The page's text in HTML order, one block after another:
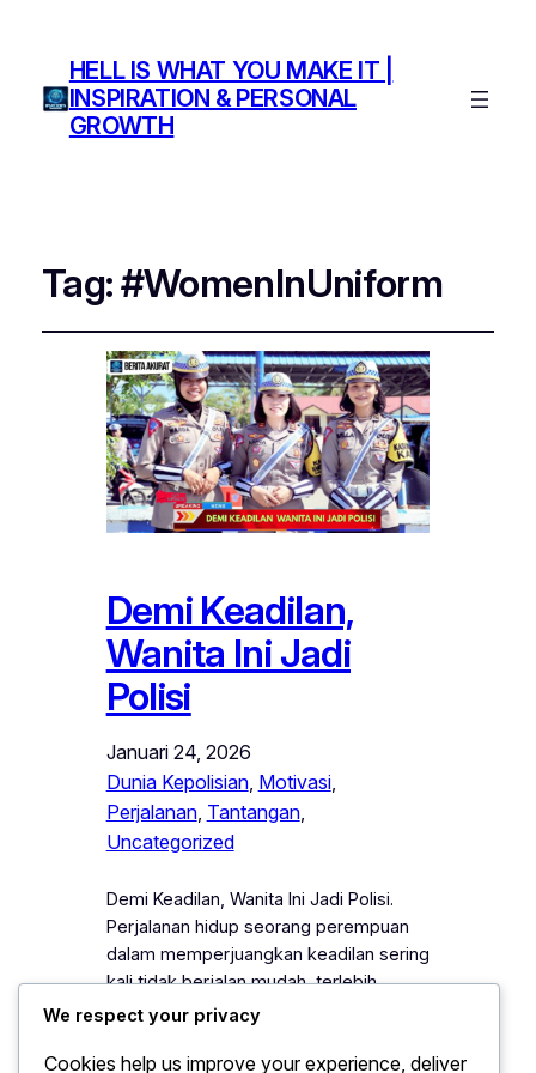
HELL IS WHAT YOU MAKE IT |
INSPIRATION & PERSONAL
GROWTH
Tag:#WomenInUniform
Demi Keadilan,
Wanita Ini Jadi
Polisi
Januari 24, 2026
Dunia Kepolisian, Motivasi
Perjalanan, Tantangan
Uncategorized
Demi Keadilan, Wanita Ini Jadi Polisi.
Perjalanan hidup seorang perempuan
dalam memperjuangkan keadilan sering
kali tidak berjalan mudah, terlebih
ketika ia harus berhadapan dengan
ketimpangan dan stigma gender.
We respect your privacy
Cookies help us improve your experience, deliver